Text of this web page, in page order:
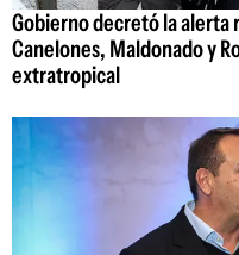
Gobierno decretó la alerta
Canelones, Maldonado y
extratropical